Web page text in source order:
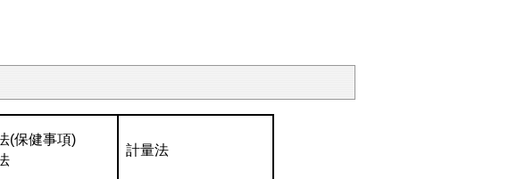
(保健事項)
計量法